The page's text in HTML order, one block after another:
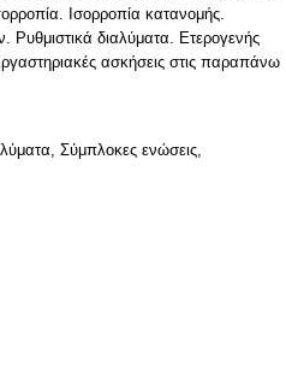
Ισορροπία κατανομής.
διαλύματα. Ετερογενής
ασκήσεις στις παραπάνω
Σύμπλοκες ενώσεις,